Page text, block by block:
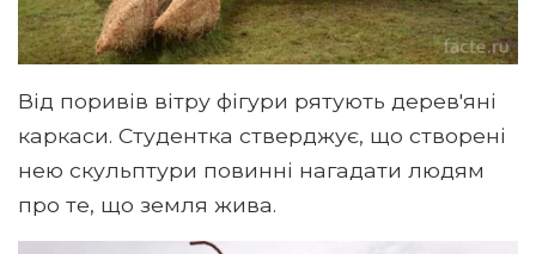
Від поривів вітру фігури рятують дерев'яні
каркаси. Студентка стверджує, що створені
нею скульптури повинні нагадати людям
про те, що земля жива.